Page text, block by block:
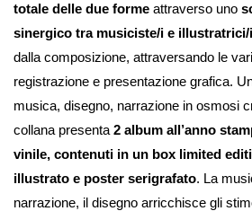
totale delle due forme attraverso uno
sinergico tra musiciste/i e
dalla composizione, attraversando le
registrazione e presentazione grafica.
musica, disegno, narrazione in osmosi
collana presenta 2 album all’anno
vinile, contenuti in un box limited
illustrato e poster serigrafato. La
narrazione, il disegno arricchisce gli